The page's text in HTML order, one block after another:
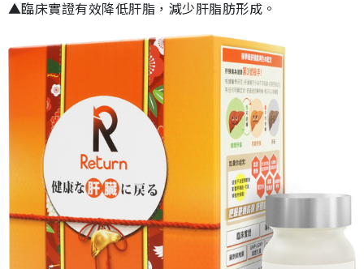
▲臨床實證有效降低肝脂，減少肝脂肪形成。